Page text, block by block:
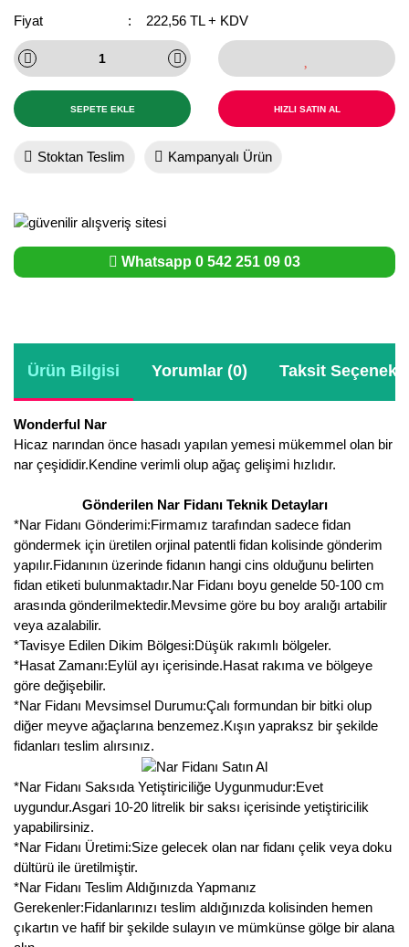
Fiyat
222,56 TL + KDV
SEPETE EKLE HIZLI SATIN AL
Stoktan Teslim Kampanyalı Ürün
Whatsapp 0 542 251 09 03
Ürün Bilgisi Yorumlar (0) Taksit
Wonderful Nar
Hicaz narından önce hasadı yapılan yemesi mükemmel olan bir
nar çeşididir.Kendine verimli olup ağaç gelişimi hızlıdır.
Gönderilen Nar Fidanı Teknik Detayları
*Nar Fidanı Gönderimi:Firmamız tarafından sadece fidan
göndermek için üretilen orjinal patentli fidan kolisinde gönderim
yapılır.Fidanının üzerinde fidanın hangi cins olduğunu belirten
fidan etiketi bulunmaktadır.Nar Fidanı boyu genelde 50-100 cm
arasında gönderilmektedir.Mevsime göre bu boy aralığı artabilir
veya azalabilir.
*Tavisye Edilen Dikim Bölgesi:Düşük rakımlı bölgeler.
*Hasat Zamanı:Eylül ayı içerisinde.Hasat rakıma ve bölgeye
göre değişebilir.
*Nar Fidanı Mevsimsel Durumu:Çalı formundan bir bitki olup
diğer meyve ağaçlarına benzemez.Kışın yapraksz bir şekilde
fidanları teslim alırsınız.
*Nar Fidanı Saksıda Yetiştiriciliğe Uygunmudur:Evet
uygundur.Asgari 10-20 litrelik bir saksı içerisinde yetiştiricilik
yapabilirsiniz.
*Nar Fidanı Üretimi:Size gelecek olan nar fidanı çelik veya doku
dültürü ile üretilmiştir.
*Nar Fidanı Teslim Aldığınızda Yapmanız
Gerekenler:Fidanlarınızı teslim aldığınızda kolisinden hemen
çıkartın ve hafif bir şekilde sulayın ve mümkünse gölge bir alana